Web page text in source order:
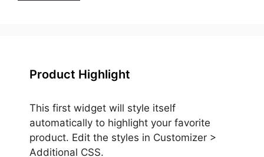
Product Highlight
This first widget will style itself
automatically to highlight your favorite
product. Edit the styles in Customizer >
Additional CSS.